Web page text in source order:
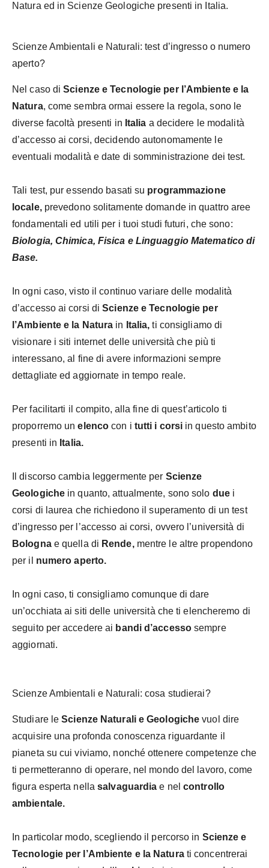
Natura ed in Scienze Geologiche presenti in Italia.
Scienze Ambientali e Naturali: test d’ingresso o numero
aperto?
Nel caso diScienze e Tecnologie per l’Ambiente e la
Natura, come sembra ormai essere la regola, sono le
diverse facoltà presenti in Italia a decidere le modalità
d’accesso ai corsi, decidendo autonomamente le
eventuali modalità e date di somministrazione dei test.
Tali test, pur essendo basati su programmazione
locale,prevedono solitamente domande in quattro aree
fondamentali ed utili per i tuoi studi futuri, che sono:
Biologia, Chimica, Fisica e Linguaggio Matematico di
Base.
In ogni caso, visto il continuo variare delle modalità
d’accesso ai corsi diScienze e Tecnologie per
l’Ambiente e la Natura in Italia, ti consigliamo di
visionare i siti internet delle università che più ti
interessano, al fine di avere informazioni sempre
dettagliate ed aggiornate in tempo reale.
Per facilitarti il compito, alla fine di quest’articolo ti
proporremo unelenco con i tutti i corsi in questo ambito
presenti in Italia.
Il discorso cambia leggermente per Scienze
Geologiche in quanto, attualmente, sono solo duei
corsi di laurea che richiedono il superamento di un test
d’ingresso per l’accesso ai corsi, ovvero l’università di
Bolognae quella di Rende,mentre le altre propendono
per il
numero aperto.
In ogni caso, ti consigliamo comunque di dare
un’occhiata ai siti delle università che ti elencheremo di
seguito per accedere ai bandi d’accessosempre
aggiornati.
Scienze Ambientali e Naturali: cosa studierai?
Studiare leScienze Naturali e Geologiche vuol dire
acquisire una profonda conoscenza riguardante il
pianeta su cui viviamo, nonché ottenere competenze che
ti permetteranno di operare, nel mondo del lavoro, come
figura esperta nellasalvaguardia e nelcontrollo
ambientale.
In particolar modo, scegliendo il percorso in Scienze e
Tecnologie per l’Ambiente e la Natura ti concentrerai